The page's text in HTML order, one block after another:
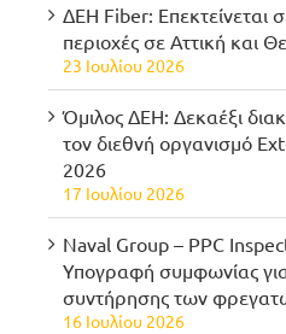
ΔΕΗ Fiber: Επεκτείνεται
περιοχές σε Αττική και
23 Ιουλίου 2026
Όμιλος ΔΕΗ: Δεκαέξι
τον διεθνή οργανισμό
2026
17 Ιουλίου 2026
Naval Group – PPC
Υπογραφή συμφωνίας
συντήρησης των
16 Ιουλίου 2026